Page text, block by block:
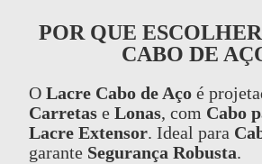
POR QUE
CABO DE
O Lacre Cabo de Aço é
Carretas e Lonas, com Cabo
Lacre Extensor. Ideal para
garante Segurança Robusta.